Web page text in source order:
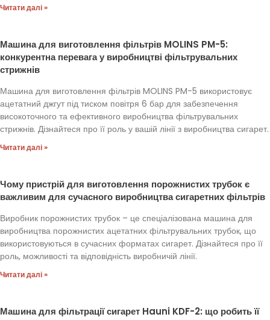
Читати далі »
Машина для виготовлення фільтрів MOLINS PM-5:
конкурентна перевага у виробництві фільтрувальних
стрижнів
Машина для виготовлення фільтрів MOLINS PM-5 використовує
ацетатний джгут під тиском повітря 6 бар для забезпечення
високоточного та ефективного виробництва фільтрувальних
стрижнів. Дізнайтеся про її роль у вашій лінії з виробництва сигарет.
Читати далі »
Чому пристрій для виготовлення порожнистих трубок є
важливим для сучасного виробництва сигаретних фільтрів
Виробник порожнистих трубок – це спеціалізована машина для
виробництва порожнистих ацетатних фільтрувальних трубок, що
використовуються в сучасних форматах сигарет. Дізнайтеся про її
роль, можливості та відповідність виробничій лінії.
Читати далі »
Машина для фільтрації сигарет Hauni KDF-2: що робить її